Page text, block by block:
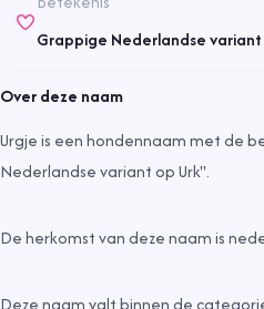
Grappige Nederlandse variant
Over deze naam
Urgje is een hondennaam met de
Nederlandse variant op Urk".
De herkomst van deze naam is
Deze naam valt binnen de